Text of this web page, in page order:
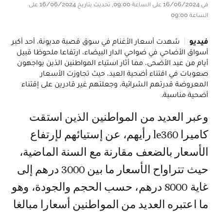
في 16/06/2024 على الساعة 09:00, تحديث بتاريخ 16/06/2024 على
الساعة 09:00
فيديو
شهدت أسعار الأغنام في سوق قصبة مديونة، أحد أكبر
أسواق الأضاحي في ضواحي الدار البيضاء، ارتفاعا ملحوظا قبيل
أيام من عيد الأضحى، مما أثار استياء المواطنين الذين يواجهون
صعوبات في اقتناء أضحية العيد، حيث تجاوزت الأسعار
المعروضة قدرتهم الشرائية، وجعلتهم غير قادرين على إقتناء
أضحية مناسبة.
وعبر العديد من المواطنين الذين استقت
كاميرا le360 رأيهم، عن إستيائهم لإرتفاع
الأسعار بالضعف مقارنة مع السنة الماضية،
حيث تتراواح الأسعار ما بين 3000 درهم إلى
غاية 8000 درهم، حسب الحجم والجودة، وهو
ما اعتبره العديد من المواطنين أسعارا مبالغا